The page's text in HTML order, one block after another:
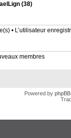
(38)
• L’utilisateur
membres
Powered by phpBB